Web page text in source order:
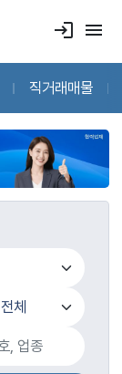
login menu
직거래매물